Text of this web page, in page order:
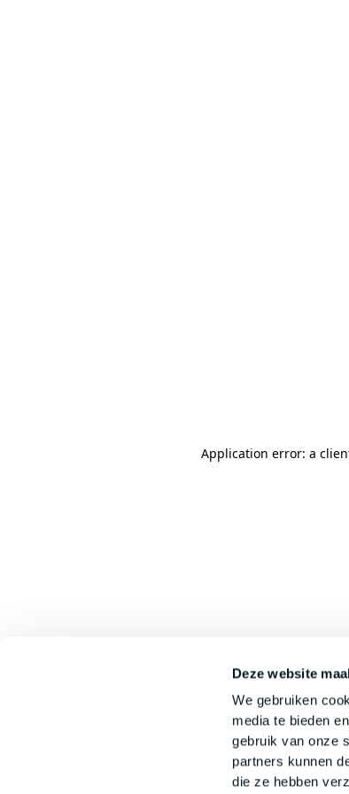
Deze website
We gebruiken
media te bieden
gebruik van onze
partners kunnen
die ze hebben
Application error: a